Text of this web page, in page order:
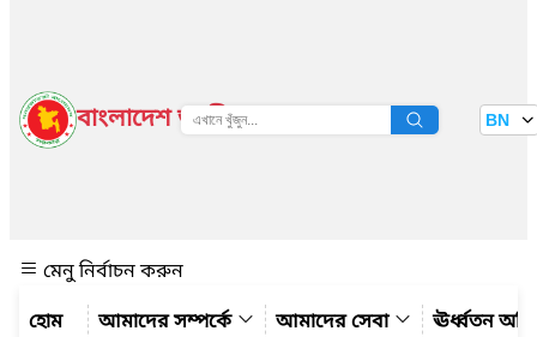
বাংলাদেশ জাতীয় তথ্য বাতায়ন BN
মেনু নির্বাচন করুন
আমাদের সম্পর্কে
আমাদের সেবা ঊর্ধ্বতন